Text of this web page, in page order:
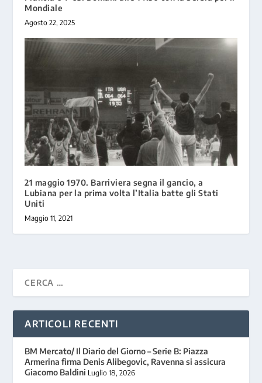
Mondiale
Agosto 22, 2025
21 maggio 1970. Barriviera segna il gancio, a
Lubiana per la prima volta l’Italia batte gli Stati
Uniti
Maggio 11, 2021
ARTICOLI RECENTI
BM Mercato/ Il Diario del Giorno – Serie B: Piazza
Armerina firma Denis Alibegovic, Ravenna si assicura
Giacomo Baldini Luglio 18, 2026